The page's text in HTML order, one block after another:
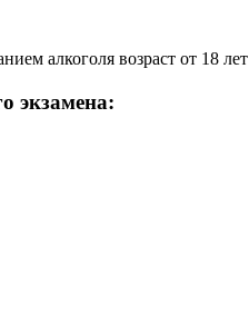
алкоголя возраст от 18 лет
экзамена: